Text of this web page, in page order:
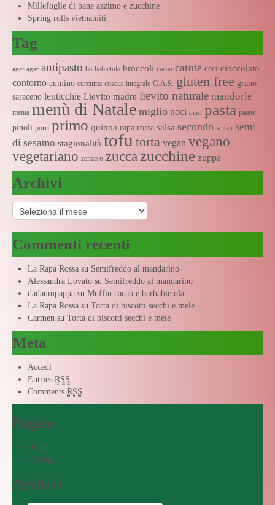
Millefoglie di pane azzimo e zucchine
Spring rolls vietnamiti
Tag
agar agar antipasto barbabietola broccoli cacao carote ceci cioccolato
contorno cumino curcuma cuscus integrale G.A.S. gluten free grano
saraceno lenticchie Lievito madre lievito naturale mandorle
menta menù di Natale miglio noci orzo pasta patate
pinoli porri primo quinoa rapa rossa salsa secondo seitan semi
di sesamo stagionalità tofu torta vegan vegano
vegetariano zenzero zucca zucchine zuppa
Archivi
Archivi
Commenti recenti
La Rapa Rossa su Semifreddo al mandarino
Alessandra Lovato su Semifreddo al mandarino
dadaumpappa su Muffin cacao e barbabietola
La Rapa Rossa su Torta di biscotti secchi e mele
Carmen su Torta di biscotti secchi e mele
Meta
Accedi
Entries RSS
Comments RSS
Pagine
About
Il Blog
Archivi